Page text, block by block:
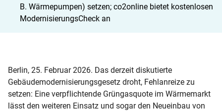
B. Wärmepumpen) setzen; co2online bietet kostenlosen
ModernisierungsCheck an
Berlin, 25. Februar 2026. Das derzeit diskutierte
Gebäudemodernisierungsgesetz droht, Fehlanreize zu
setzen: Eine verpflichtende Grüngasquote im Wärmemarkt
lässt den weiteren Einsatz und sogar den Neueinbau von